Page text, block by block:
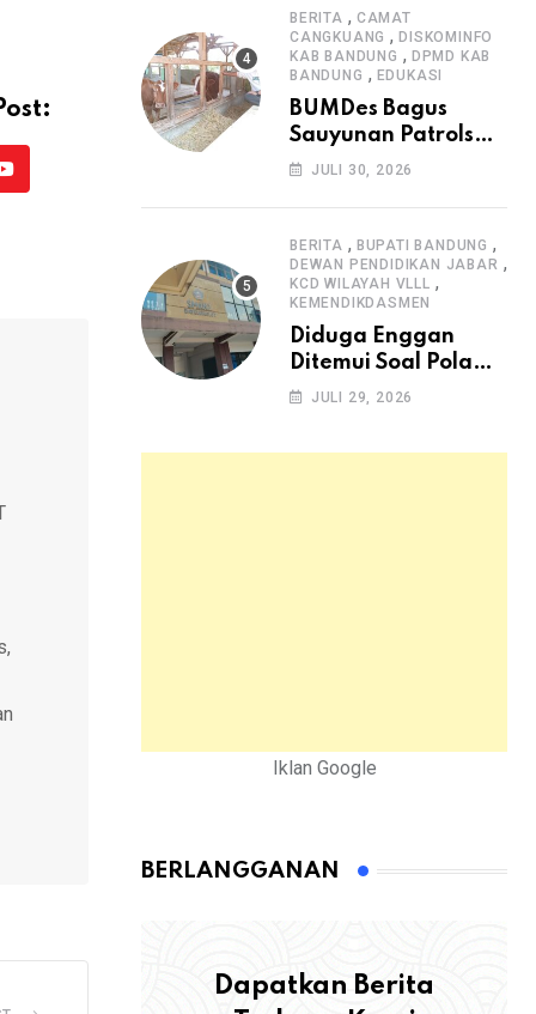
Youtube
Antusias
BERITA , CAMAT
CANGKUANG ,DISKOMINFO
KAB BANDUNG , DPMD KAB
BANDUNG , EDUKASI
BUMDes Bagus
Sauyunan Patrolsari
Alokasikan 20
untuk Ketahanan
Pangan Hewani dan
Nabati
JULI 30, 2026
BERITA , BUPATI BANDUNG ,
DEWAN PENDIDIKAN JABAR ,
KCD WILAYAH VLLL ,
KEMENDIKDASMEN
Diduga Enggan
Ditemui Soal Pola
SPMB, Kepsek SMAN
JULI 29, 2026
Iklan Google
BERLANGGANAN
Dapatkan Berita